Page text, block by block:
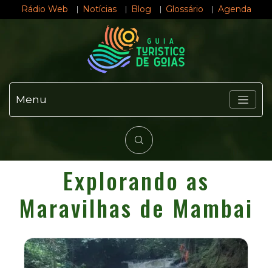
Rádio Web Notícias Blog Glossário Agenda
Menu
Explorando as
Maravilhas de Mambai